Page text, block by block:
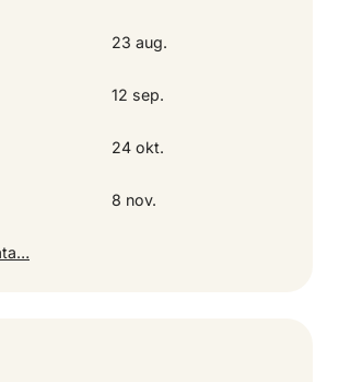
23 aug.
12 sep.
24 okt.
8 nov.